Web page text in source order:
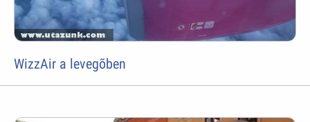
WizzAir a levegõben